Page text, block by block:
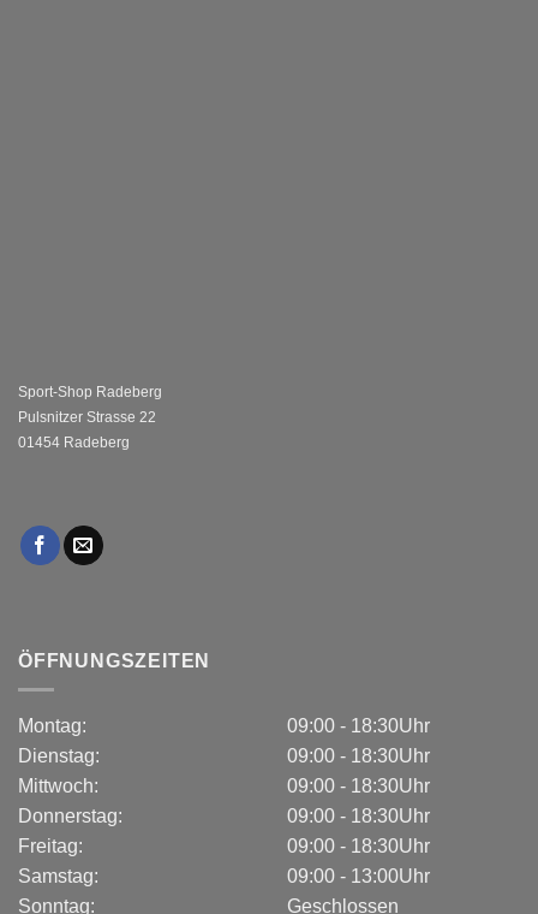
Sport-Shop Radeberg
Pulsnitzer Strasse 22
01454 Radeberg
ÖFFNUNGSZEITEN
Montag:
Dienstag:
Mittwoch:
Donnerstag:
Freitag:
Samstag:
Sonntag:
09:00 - 18:30Uhr
09:00 - 18:30Uhr
09:00 - 18:30Uhr
09:00 - 18:30Uhr
09:00 - 18:30Uhr
09:00 - 13:00Uhr
Geschlossen